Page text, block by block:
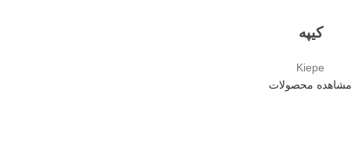
کیپه
Kiepe
مشاهده محصولات